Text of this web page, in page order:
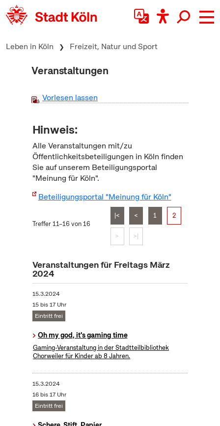
zum Inhalt springen
Leben in Köln Freizeit, Natur und Sport
Veranstaltungen
Vorlesen lassen
Hinweis:
Alle Veranstaltungen mit/zu
Öffentlichkeitsbeteiligungen in Köln finden
Sie auf unserem Beteiligungsportal
"Meinung für Köln".
Beteiligungsportal "Meinung für Köln"
Treffer 11–16 von 16
|< < 1 2
> >|
Veranstaltungen für Freitags März
2024
15.3.2024
15 bis 17 Uhr
Eintritt frei
Oh my god, it's gaming time
Gaming-Veranstaltung in der Stadtteilbibliothek
Chorweiler für Kinder ab 8 Jahren.
15.3.2024
16 bis 17 Uhr
Eintritt frei